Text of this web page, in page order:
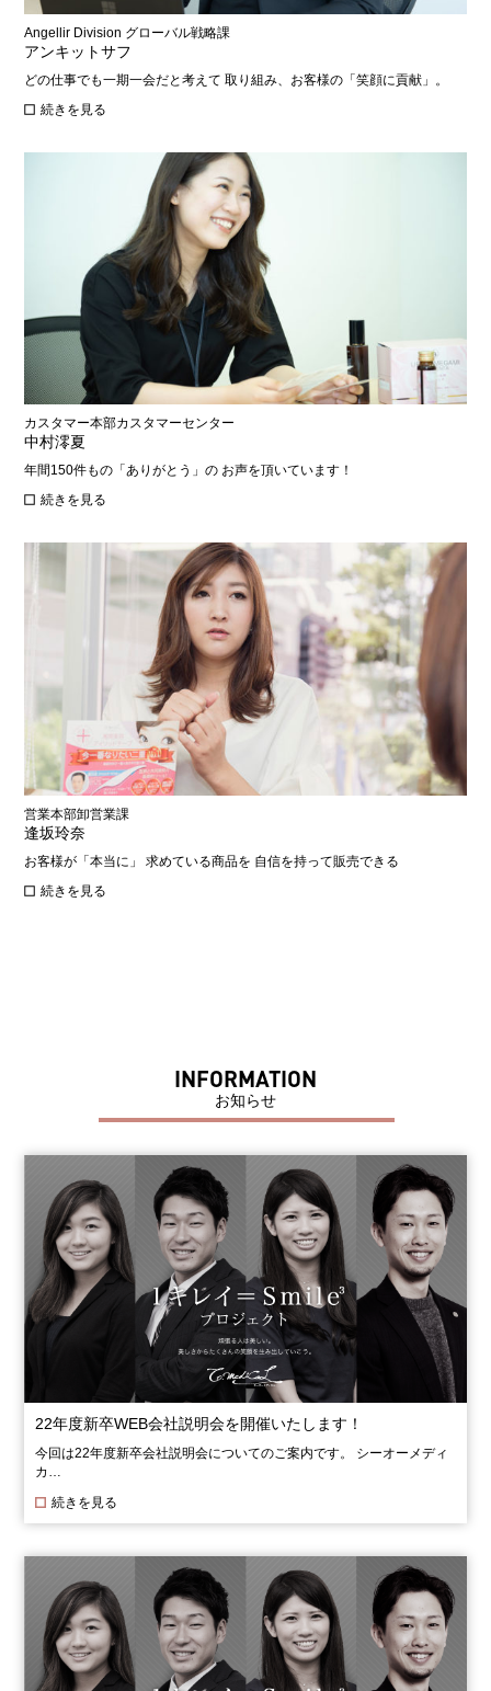
Angellir Division グローバル戦略課
アンキットサフ
どの仕事でも一期一会だと考えて 取り組み、お客様の「笑顔に貢献」。
続きを見る
カスタマー本部カスタマーセンター
中村澪夏
年間150件もの「ありがとう」の お声を頂いています！
続きを見る
営業本部卸営業課
逢坂玲奈
お客様が「本当に」 求めている商品を 自信を持って販売できる
続きを見る
INFORMATION
お知らせ
22年度新卒WEB会社説明会を開催いたします！
今回は22年度新卒会社説明会についてのご案内です。 シーオーメディ
カ…
続きを見る